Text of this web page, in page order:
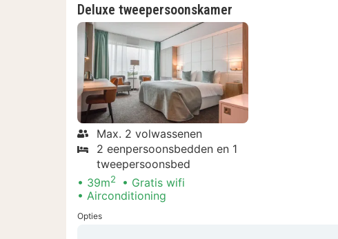
Deluxe tweepersoonskamer
Max. 2 volwassenen
2 eenpersoonsbedden en 1
tweepersoonsbed
39m2
Gratis wifi
Airconditioning
Opties